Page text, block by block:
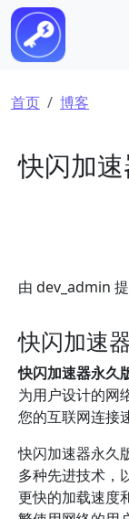
跳转到主要内容
面包屑
首页 博客
快闪加
由 dev_admin
快闪加速
快闪加速器永久
为用户设计的网
您的互联网连接
快闪加速器永久
多种先进技术，
更快的加载速度